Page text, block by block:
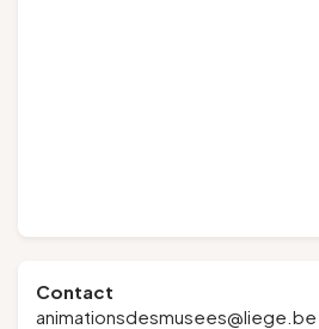
Contact
animationsdesmusees@liege.be